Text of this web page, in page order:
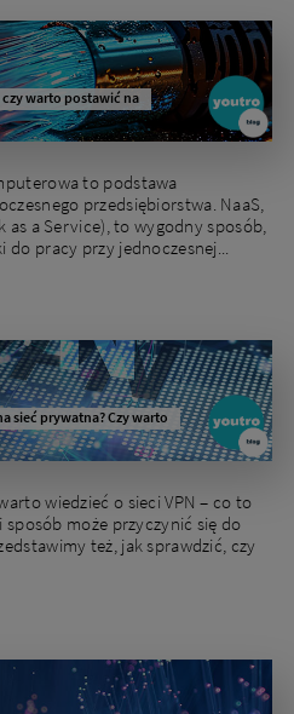
czy warto postawić na
to podstawa
przedsiębiorstwa. NaaS,
as a Service), to wygodny sposób,
pracy przy jednoczesnej...
sieć prywatna? Czy warto
wiedzieć o sieci VPN – co to
sposób może przyczynić się do
też, jak sprawdzić, czy